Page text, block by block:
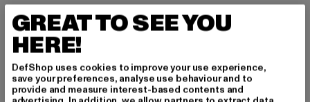
Anlass: Alltag, Bequem, Basic
Ausschnitt: Rundhals
Marke: Urban Classics
Kat.: Tops
Farbe: schwarz
Hersteller Farbe: black
GREAT TO SEE YOU
HERE!
DefShop uses cookies to improve your use experience,
save your preferences, analyse use behaviour and to
provide and measure interest-based contents and